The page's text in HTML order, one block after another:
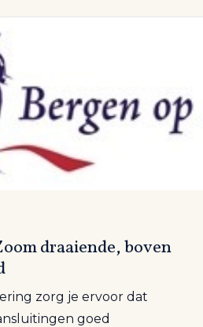
draaiende, boven
zorg je ervoor dat
goed